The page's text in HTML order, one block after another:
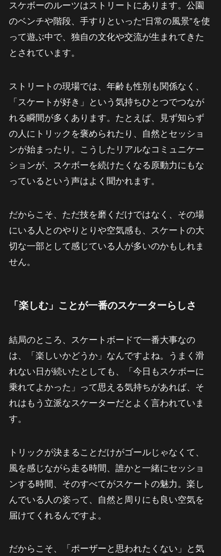
スケボーのルーツはストリートにあります。公園
のベンチや階段、手すりといった“日常の風景”を使
って遊ぶ中で、独自の文化や交流が生まれてきた
とされています。
ストリートの現場では、年齢も性別も関係なく、
「スケートが好き」という気持ちひとつでつなが
れる瞬間が多くあります。たとえば、見ず知らず
の人にトリックを褒められたり、自然とセッショ
ンが始まったり。こうしたリアルなコミュニケー
ションが、スケボーを続けたくなる原動力にもな
っているという声はよく聞かれます。
だからこそ、ただ技を磨くだけではなく、その場
にいる人とのやりとりや空気感も、スケートの大
切な一部として感じている人が多いのかもしれま
せん。
「楽しむ」ことが一番のスケーターらしさ
結局のところ、スケートボードで一番大事なの
は、「楽しいかどうか」なんですよね。うまく滑
れない日が続いたとしても、「今日もスケボーに
乗れてよかった」って思える気持ちがあれば、そ
れはもう立派なスケーターだとよく言われていま
す。
トリックが決まることだけがゴールじゃなくて、
風を感じながら走る時間、誰かと一緒にセッショ
ンする時間、そのすべてがスケートの魅力。楽し
んでいる人の姿って、自然と周りにも良い空気を
届けてくれるんですよ。
だからこそ、「ポーザーと思われたくない」と気